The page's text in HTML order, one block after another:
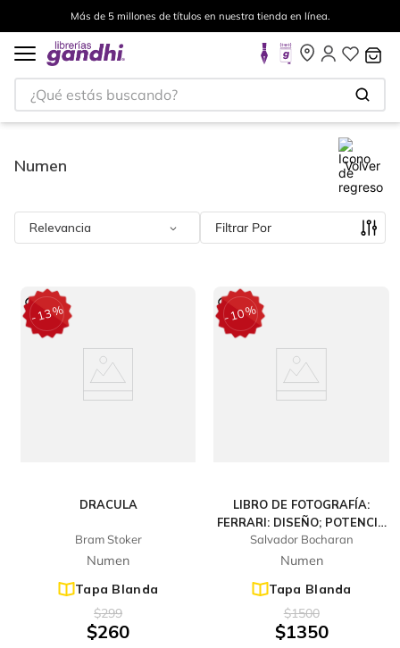
Envíos a todo el mundo, para más información
¿Qué estás buscando?
Numen Volver
Relevancia Filtrar
DRACULA
Bram Stoker
Numen
Tapa Blanda
-13%
$299
$260
LIBRO DE FOTOGRAFÍA:
FERRARI: DISEÑO; POTENCIA
Y VELOCIDAD
Salvador Bocharan
Numen
Tapa Blanda
-10%
$1500
$1350